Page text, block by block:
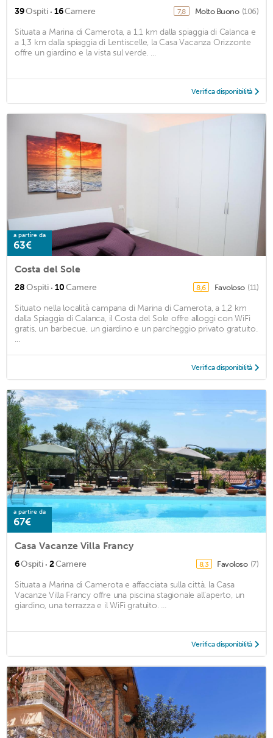
39Ospiti · 16Camere 7,8 Molto Buono (106)
Situata a Marina di Camerota, a 1,1 km dalla spiaggia di Calanca e
a 1,3 km dalla spiaggia di Lentiscelle, la Casa Vacanza Orizzonte
offre un giardino e la vista sul verde. ...
Verifica disponibilità
a partire da
63€
Costa del Sole
28Ospiti · 10Camere 8,6 Favoloso (11)
Situato nella località campana di Marina di Camerota, a 1,2 km
dalla Spiaggia di Calanca, il Costa del Sole offre alloggi con WiFi
gratis, un barbecue, un giardino e un parcheggio privato gratuito.
...
Verifica disponibilità
a partire da
67€
Casa Vacanze Villa Francy
6Ospiti · 2Camere 8,3 Favoloso (7)
Situata a Marina di Camerota e affacciata sulla città, la Casa
Vacanze Villa Francy offre una piscina stagionale all'aperto, un
giardino, una terrazza e il WiFi gratuito. ...
Verifica disponibilità